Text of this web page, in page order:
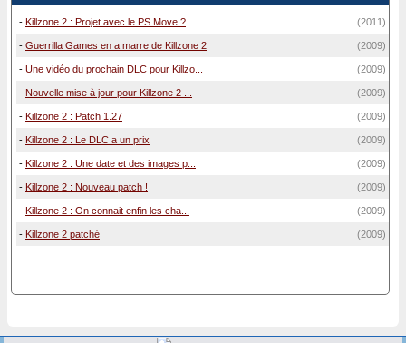
- Killzone 2 : Projet avec le PS Move ? (2011)
- Guerrilla Games en a marre de Killzone 2 (2009)
- Une vidéo du prochain DLC pour Killzo... (2009)
- Nouvelle mise à jour pour Killzone 2 ... (2009)
- Killzone 2 : Patch 1.27 (2009)
- Killzone 2 : Le DLC a un prix (2009)
- Killzone 2 : Une date et des images p... (2009)
- Killzone 2 : Nouveau patch ! (2009)
- Killzone 2 : On connait enfin les cha... (2009)
- Killzone 2 patché (2009)